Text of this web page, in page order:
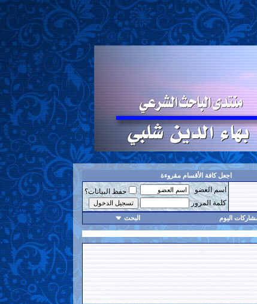
اجعل كافة الأقسام مقروءة
اسم العضو
حفظ البيانات؟
كلمة المرور
اليوم البحث